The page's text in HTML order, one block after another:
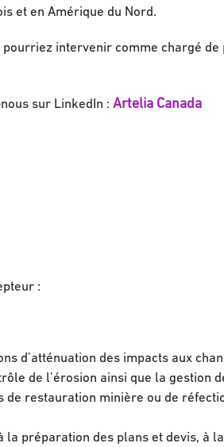
et en Amérique du Nord.
intervenir comme chargé de
sur LinkedIn : Artelia Canada
:
d’atténuation des impacts aux
de l’érosion ainsi que la gestion
de restauration minière ou de
la préparation des plans et devis, à la